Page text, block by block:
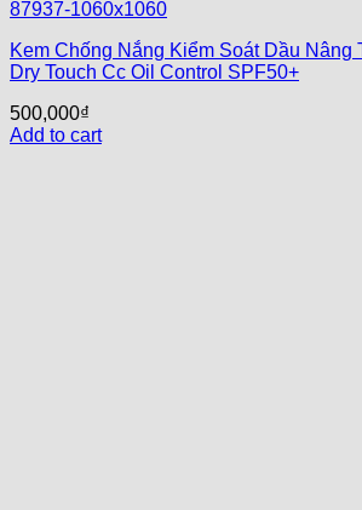
Kem Chống Nắng Kiểm Soát Dầu Nâng
Dry Touch Cc Oil Control SPF50+
500,000₫
Add to cart